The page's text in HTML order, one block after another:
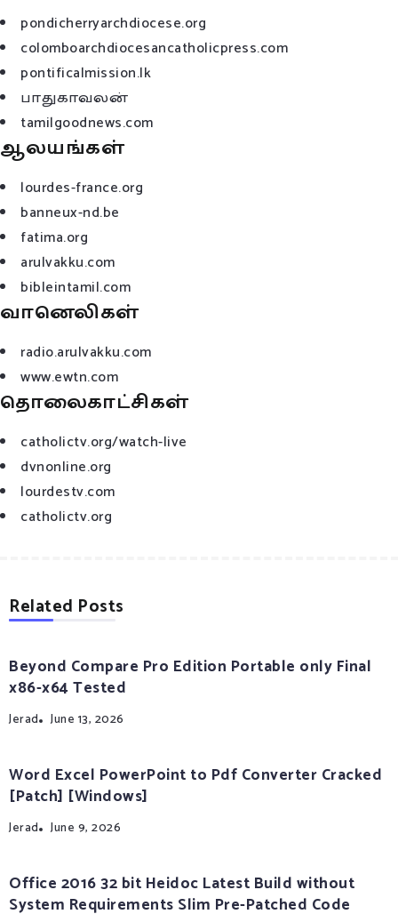
pondicherryarchdiocese.org
colomboarchdiocesancatholicpress.com
pontificalmission.lk
பாதுகாவலன்
tamilgoodnews.com
ஆலயங்கள்
lourdes-france.org
banneux-nd.be
fatima.org
arulvakku.com
bibleintamil.com
வானெலிகள்
radio.arulvakku.com
www.ewtn.com
தொலைகாட்சிகள்
catholictv.org/watch-live
dvnonline.org
lourdestv.com
catholictv.org
Related Posts
Beyond Compare Pro Edition Portable only Final
x86-x64 Tested
Jerad June 13, 2026
Word Excel PowerPoint to Pdf Converter Cracked
[Patch] [Windows]
Jerad June 9, 2026
Office 2016 32 bit Heidoc Latest Build without
System Requirements Slim Pre-Patched Code